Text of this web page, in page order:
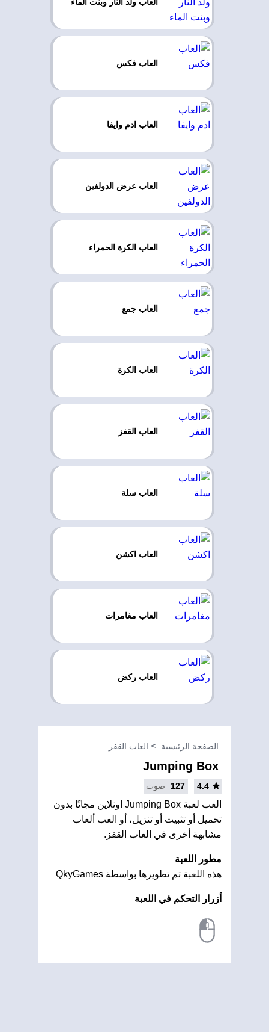
العاب فكس
العاب ادم وايفا
العاب عرض الدولفين
العاب الكرة الحمراء
العاب جمع
العاب الكرة
العاب القفز
العاب سلة
العاب اكشن
العاب مغامرات
العاب ركض
الصفحة الرئيسية العاب القفز
Jumping Box
4.4
127 صوت
العب لعبة Jumping Box اونلاين مجانًا بدون
تحميل أو تثبيت أو تنزيل، أو العب ألعاب
مشابهة أخرى في العاب القفز.
مطور اللعبة
هذه اللعبة تم تطويرها بواسطة QkyGames
أزرار التحكم في اللعبة